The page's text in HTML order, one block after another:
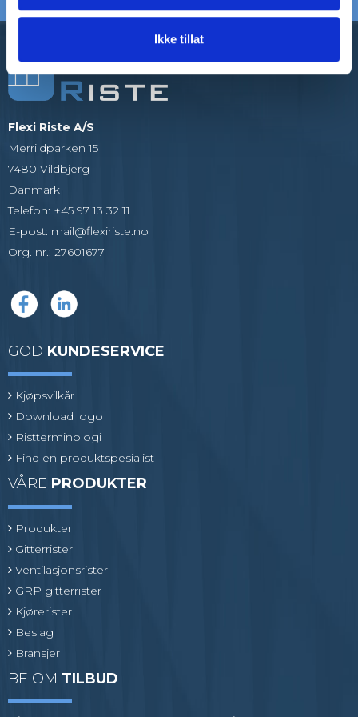
Ikke tillat
Flexi Riste A/S
Merrildparken 15
7480 Vildbjerg
Danmark
Telefon: +45 97 13 32 11
E-post: mail@flexiriste.no
Org. nr.: 27601677
GOD KUNDESERVICE
Kjøpsvilkår
Download logo
Ristterminologi
Find en produktspesialist
VÅRE PRODUKTER
Produkter
Gitterrister
Ventilasjonsrister
GRP gitterrister
Kjørerister
Beslag
Bransjer
BE OM TILBUD